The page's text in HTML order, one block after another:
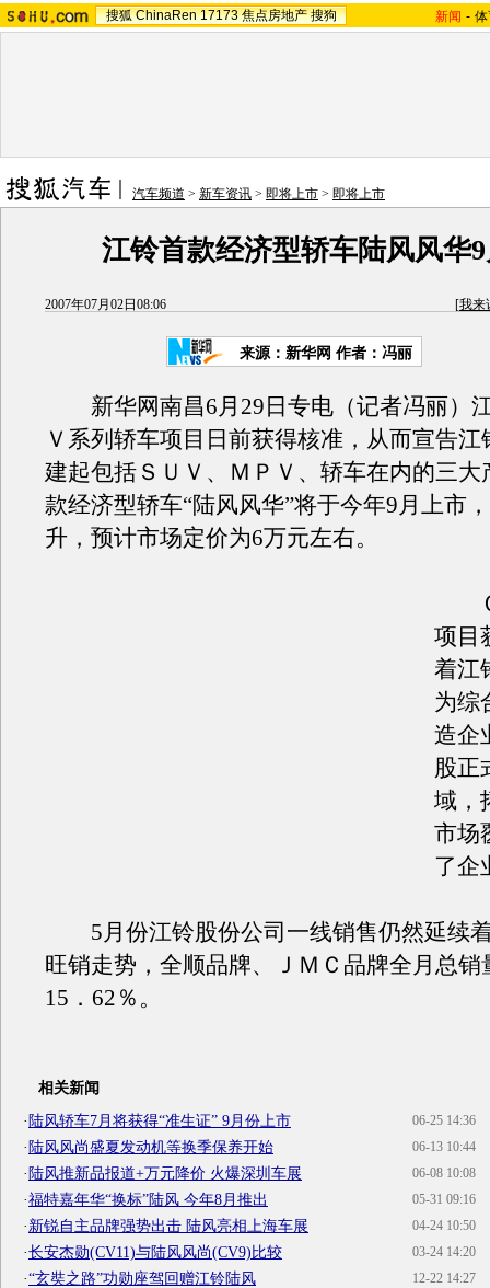
搜狐 ChinaRen 17173 焦点房地产 搜狗 新闻 -
汽车频道 > 新车资讯 > 即将上市 > 即将上市
江铃首款经济型轿车陆风风华
2007年07月02日08:06 [我来
来源：新华网 作者：冯丽
新华网南昌6月29日专电（记者冯丽）
Ｖ系列轿车项目日前获得核准，从而宣告
建起包括ＳＵＶ、ＭＰＶ、轿车在内的三大
款经济型轿车“陆风风华”将于今年9月上市
升，预计市场定价为6万元左右。
Ｃ
项目
着江
为综
造企
股正
域，
市场
了企
5月份江铃股份公司一线销售仍然延续
旺销走势，全顺品牌、ＪＭＣ品牌全月总销
15．62％。
相关新闻
06-25 14:36
· 陆风轿车7月将获得“准生证” 9月份上市
06-13 10:44
· 陆风风尚盛夏发动机等换季保养开始
06-08 10:08
· 陆风推新品报道+万元降价 火爆深圳车展
05-31 09:16
·福特嘉年华“换标”陆风 今年8月推出
04-24 10:50
·新锐自主品牌强势出击 陆风亮相上海车展
03-24 14:20
·长安杰勋(CV11)与陆风风尚(CV9)比较
12-22 14:27
·“玄奘之路”功勋座驾回赠江铃陆风